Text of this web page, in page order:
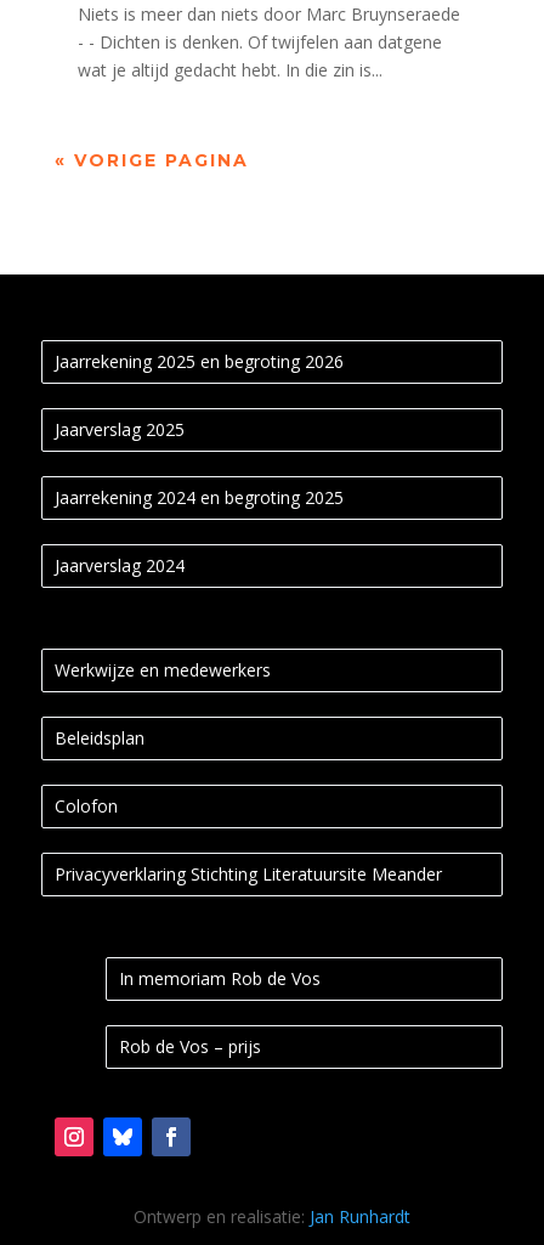
Niets is meer dan niets door Marc Bruynseraede
- - Dichten is denken. Of twijfelen aan datgene
wat je altijd gedacht hebt. In die zin is...
« VORIGE PAGINA
Jaarrekening 2025 en begroting 2026
Jaarverslag 2025
Jaarrekening 2024 en begroting 2025
Jaarverslag 2024
Werkwijze en medewerkers
Beleidsplan
Colofon
Privacyverklaring Stichting Literatuursite Meander
In memoriam Rob de Vos
Rob de Vos – prijs
Ontwerp en realisatie: Jan Runhardt